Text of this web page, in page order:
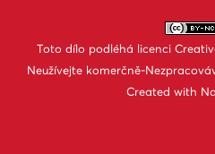
Toto dílo podléhá licenci
Neužívejte komerčně-
Created with